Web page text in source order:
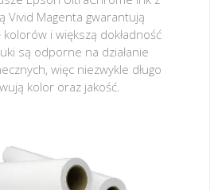
Vivid Magenta gwarantują
i większą dokładność
są odporne na działanie
więc niezwykle długo
kolor oraz jakość.